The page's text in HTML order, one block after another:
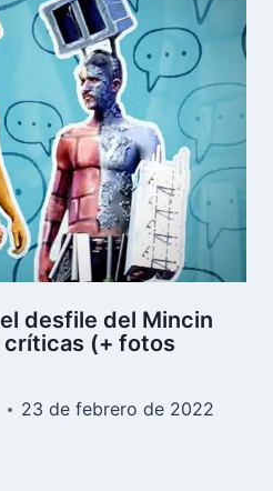
desfile del Mincin
críticas (+ fotos
23 de febrero de 2022